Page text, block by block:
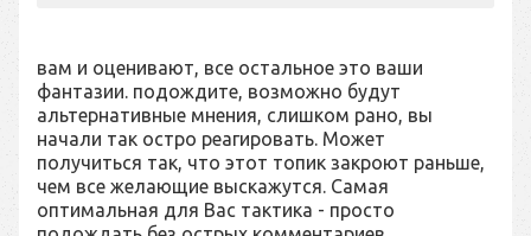
вам и оценивают, все остальное это ваши
фантазии. подождите, возможно будут
альтернативные мнения, слишком рано, вы
начали так остро реагировать. Может
получиться так, что этот топик закроют раньше,
чем все желающие выскажутся. Самая
оптимальная для Вас тактика - просто